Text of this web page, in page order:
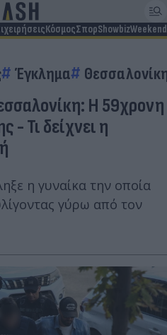
ΚόσμοςΣπορShowbizWeekend
Έγκλημα
Η 59χρονη
- Τι δείχνει η
η γυναίκα την οποία
γύρω από τον